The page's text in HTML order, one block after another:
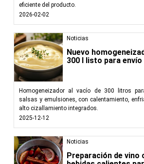
eficiente del producto.
2026-02-02
Noticias
Nuevo
300 l listo para envío
Homogeneizador al vacío de 300 litros
salsas y emulsiones, con calentamiento,
alto cizallamiento integrados.
2025-12-12
Noticias
Preparación de vino